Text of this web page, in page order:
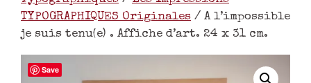
TYPOGRAPHIQUES Originales / A l’impossible
je suis tenu(e) . Affiche d’art. 24 x 31 cm.
Save